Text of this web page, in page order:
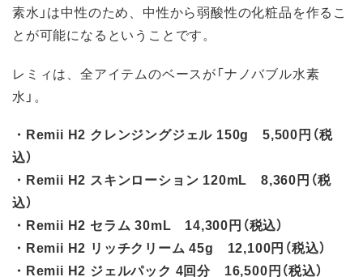
素水」は中性のため、中性から弱酸性の化粧品を作るこ
とが可能になるということです。
レミィは、全アイテムのベースが「ナノバブル水素
水」。
・Remii H2 クレンジングジェル 150g 5,500円（税
込）
・Remii H2 スキンローション 120mL 8,360円（税
込）
・Remii H2 セラム 30mL 14,300円（税込）
・Remii H2 リッチクリーム 45g 12,100円（税込）
・Remii H2 ジェルパック 4回分 16,500円（税込）